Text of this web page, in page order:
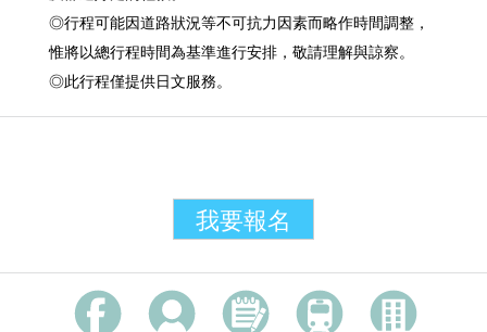
◎行程可能因道路狀況等不可抗力因素而略作時間調整，
惟將以總行程時間為基準進行安排，敬請理解與諒察。
◎此行程僅提供日文服務。
我要報名